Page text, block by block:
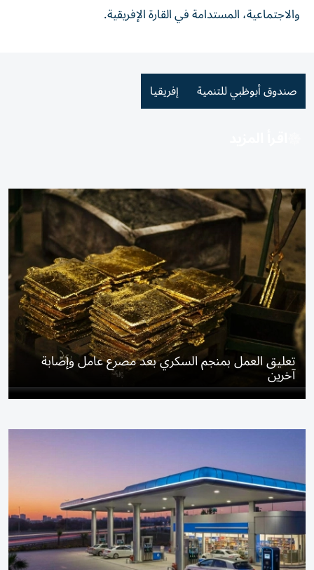
والاجتماعية، المستدامة في القارة الإفريقية.
صندوق أبوظبي للتنمية إفريقيا
تعليق العمل بمنجم السكري بعد مصرع عامل وإصابة
آخرين